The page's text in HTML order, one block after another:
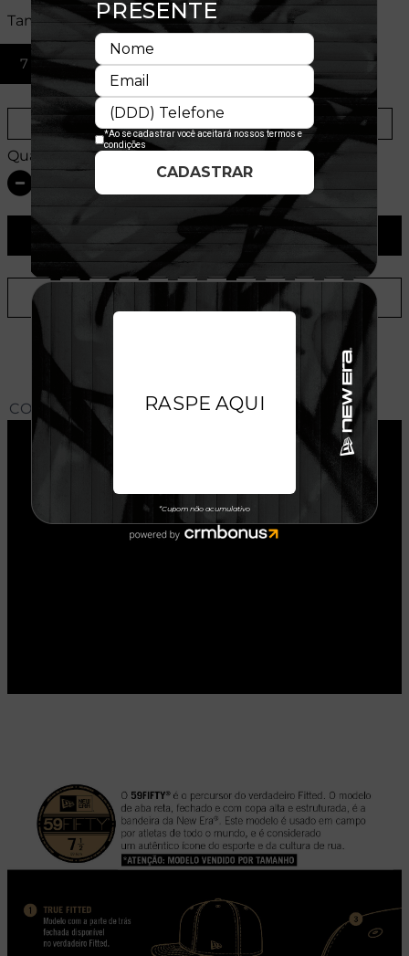
Tamanhos:
7 1/2
Provador Virtual Tabela de Medidas
Quantidade:
ADICIONAR AO CARRINHO
ADICIONAR A LISTA DE DESEJOS
CONHEÇA O MODELO DO BONÉ